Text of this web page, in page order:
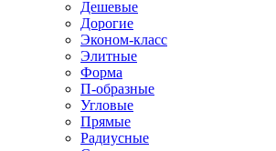
Дешевые
Дорогие
Эконом-класс
Элитные
Форма
П-образные
Угловые
Прямые
Радиусные